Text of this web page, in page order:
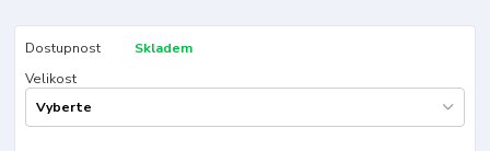
Dostupnost
Skladem
Velikost